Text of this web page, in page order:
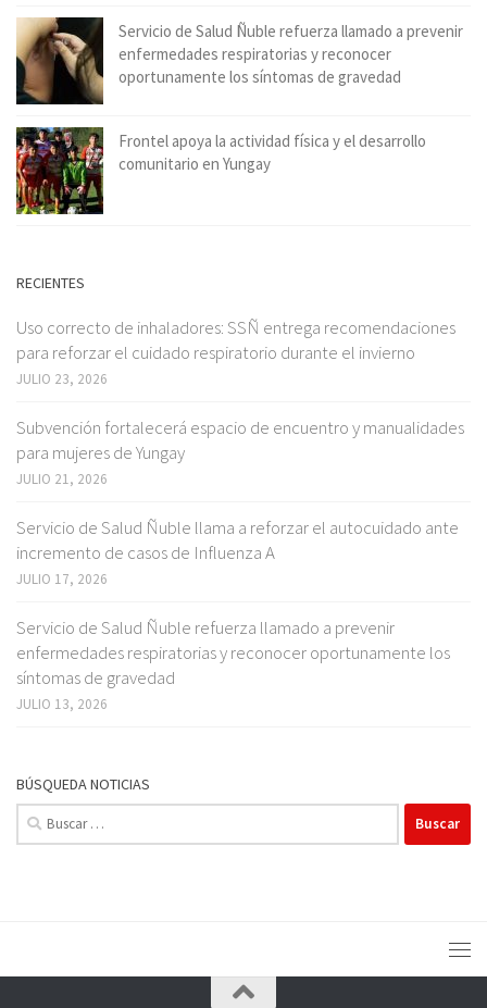
Servicio de Salud Ñuble refuerza llamado a prevenir
enfermedades respiratorias y reconocer
oportunamente los síntomas de gravedad
Frontel apoya la actividad física y el desarrollo
comunitario en Yungay
RECIENTES
Uso correcto de inhaladores: SSÑ entrega recomendaciones
para reforzar el cuidado respiratorio durante el invierno
JULIO 23, 2026
Subvención fortalecerá espacio de encuentro y manualidades
para mujeres de Yungay
JULIO 21, 2026
Servicio de Salud Ñuble llama a reforzar el autocuidado ante
incremento de casos de Influenza A
JULIO 17, 2026
Servicio de Salud Ñuble refuerza llamado a prevenir
enfermedades respiratorias y reconocer oportunamente los
síntomas de gravedad
JULIO 13, 2026
BÚSQUEDA NOTICIAS
Buscar: